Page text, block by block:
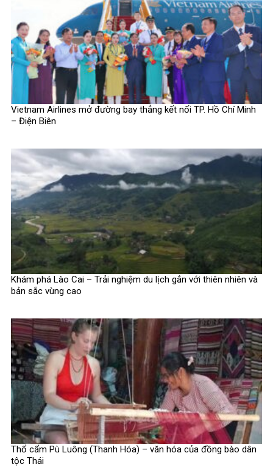
Vietnam Airlines mở đường bay thẳng kết nối TP. Hồ Chí Minh
– Điện Biên
Khám phá Lào Cai – Trải nghiệm du lịch gắn với thiên nhiên và
bản sắc vùng cao
Thổ cẩm Pù Luông (Thanh Hóa) – văn hóa của đồng bào dân
tộc Thái